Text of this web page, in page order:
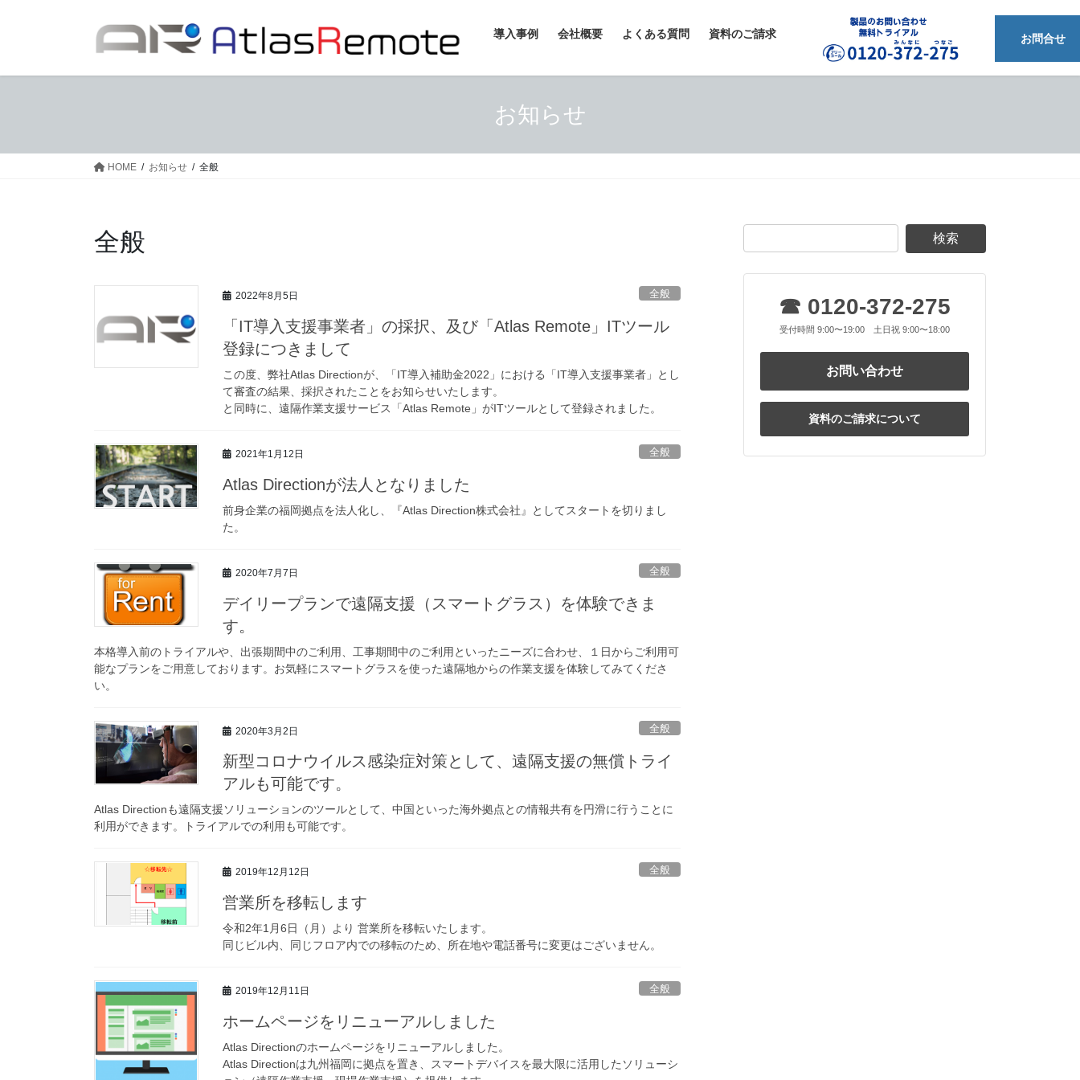
導入事例 会社概要 よくある質問 資料のご請求 フリーダイアル 0120-372-275 お問合せ
お知らせ
HOME お知らせ 全般
全般
2022年8月5日 全般
「IT導入支援事業者」の採択、及び「Atlas Remote」ITツール
登録につきまして
この度、弊社Atlas Directionが、「IT導入補助金2022」における「IT導入支援事業者」とし
て審査の結果、採択されたことをお知らせいたします。
と同時に、遠隔作業支援サービス「Atlas Remote」がITツールとして登録されました。
2021年1月12日 全般
Atlas Directionが法人となりました
前身企業の福岡拠点を法人化し、『Atlas Direction株式会社』としてスタートを切りまし
た。
2020年7月7日 全般
デイリープランで遠隔支援（スマートグラス）を体験できま
す。
本格導入前のトライアルや、出張期間中のご利用、工事期間中のご利用といったニーズに合わせ、１日からご利用可
能なプランをご用意しております。お気軽にスマートグラスを使った遠隔地からの作業支援を体験してみてくださ
い。
2020年3月2日 全般
新型コロナウイルス感染症対策として、遠隔支援の無償トライ
アルも可能です。
Atlas Directionも遠隔支援ソリューションのツールとして、中国といった海外拠点との情報共有を円滑に行うことに
利用ができます。トライアルでの利用も可能です。
2019年12月12日 全般
営業所を移転します
令和2年1月6日（月）より 営業所を移転いたします。
同じビル内、同じフロア内での移転のため、所在地や電話番号に変更はございません。
2019年12月11日 全般
ホームページをリニューアルしました
Atlas Directionのホームページをリニューアルしました。
Atlas Directionは九州福岡に拠点を置き、スマートデバイスを最大限に活用したソリューシ
☎ 0120-372-275
受付時間 9:00〜19:00 土日祝 9:00〜18:00
お問い合わせ
資料のご請求について